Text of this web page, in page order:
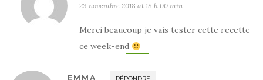
23 novembre 2018 at 18 h 00 min
Merci beaucoup je vais tester cette recette
ce week-end
EMMA